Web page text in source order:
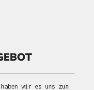
wir es uns zum